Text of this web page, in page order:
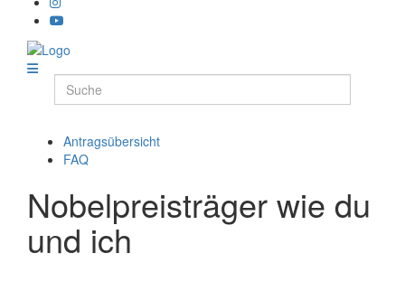
Antragsübersicht
FAQ
Nobelpreisträger wie du
und ich